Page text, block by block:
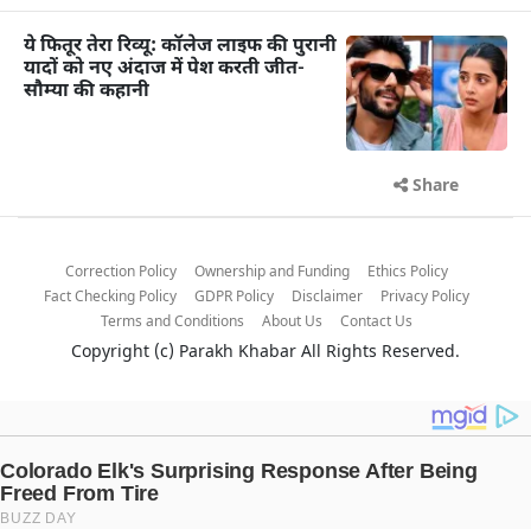
ये फितूर तेरा रिव्यू: कॉलेज लाइफ की पुरानी
यादों को नए अंदाज में पेश करती जीत-
सौम्या की कहानी
Share
Correction Policy Ownership and Funding
Ethics Policy
Fact Checking Policy
GDPR Policy Disclaimer
Privacy Policy
Terms and Conditions
About Us Contact Us
Copyright (c) Parakh Khabar All Rights Reserved.